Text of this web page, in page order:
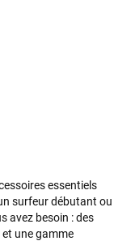
essentiels
surfeur débutant ou
avez besoin : des
et une gamme